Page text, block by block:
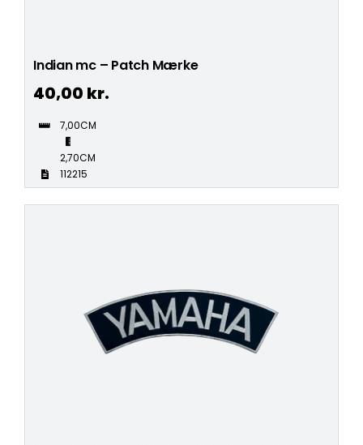
Indian mc – Patch Mærke
40,00 kr.
7,00CM
2,70CM
112215